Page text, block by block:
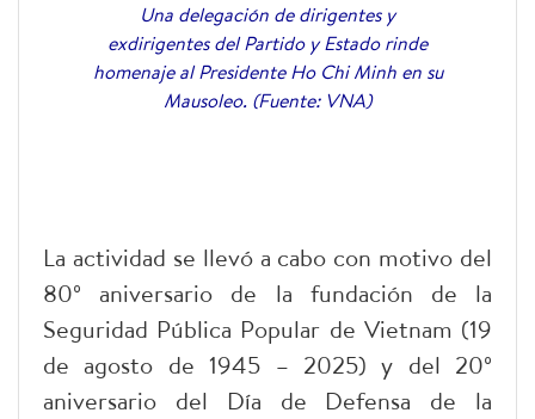
Una delegación de dirigentes y
exdirigentes del Partido y Estado rinde
homenaje al Presidente Ho Chi Minh en su
Mausoleo. (Fuente: VNA)
La actividad se llevó a cabo con motivo del
80º aniversario de la fundación de la
Seguridad Pública Popular de Vietnam (19
de agosto de 1945 – 2025) y del 20º
aniversario del Día de Defensa de la